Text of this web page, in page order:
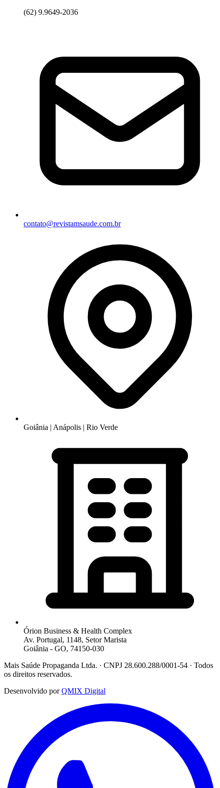
(62) 9.9649-2036
contato@revistamsaude.com.br
Goiânia | Anápolis | Rio Verde
Órion Business & Health Complex
Av. Portugal, 1148, Setor Marista
Goiânia - GO, 74150-030
Mais Saúde Propaganda Ltda. · CNPJ 28.600.288/0001-54 · Todos
os direitos reservados.
Desenvolvido por QMIX Digital